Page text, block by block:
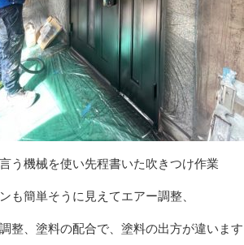
う機械を使い先程書いた吹きつけ作業
も簡単そうに見えてエアー調整、
整、塗料の配合で、塗料の出方が違いま